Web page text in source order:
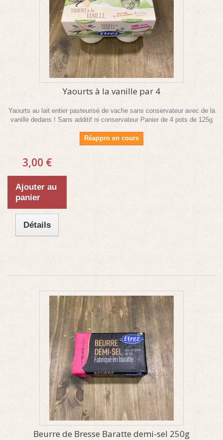
Yaourts à la vanille par 4
Yaourts au lait entier pasteurisé de vache sans conservateur avec de la
vanille dedans ! Sans additif ni conservateur Panier de 4 pots de 125g
Réappro en cours
3,00 €
Ajouter au
panier
Détails
Beurre de Bresse Baratte demi-sel 250g